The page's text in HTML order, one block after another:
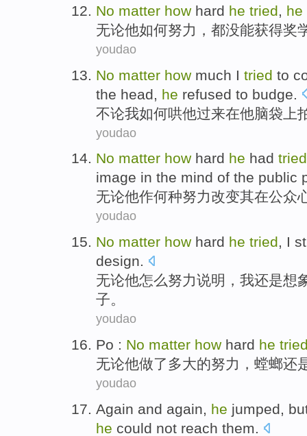
No matter how hard he tried, he
无论他如何努力 ，都没能获得奖
youdao
No matter how much I tried to
the head he refused to budge
不论我如何哄他过来在他脑袋 上
youdao
No matter how hard he had tried
image in the mind of the public
无论他作何种努力改变其在公众
youdao
No matter how hard he tried, I
design.
无论他怎么努力说明， 我还是想
子。
youdao
Po : No matter how hard he
无论他做了 多大的努力 ， 螳螂还
youdao
Again and again, he jumped,
he could not reach them.